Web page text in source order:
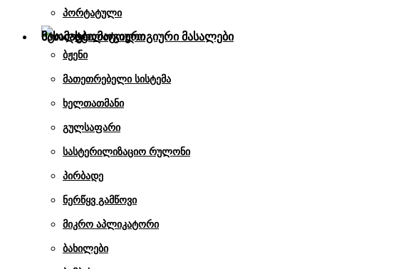
პორტატული
სტომატოლოგიური მასალები
ბჟენი
მათეთრებელი სისტემა
ხელთათმანი
გულსაფარი
სასტერილიზაციო რულონი
პირბადე
ნერწყვ გამწოვი
მიკრო აპლიკატორი
ბახილები